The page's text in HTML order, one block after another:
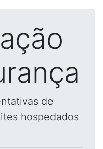
de
hospedados